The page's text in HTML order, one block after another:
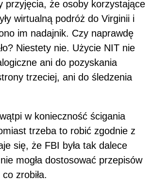
przyjęcia, że osoby korzystające
wirtualną podróż do Virginii i
im nadajnik. Czy naprawdę
Niestety nie. Użycie NIT nie
ani do pozyskania
trzeciej, ani do śledzenia
w konieczność ścigania
trzeba to robić zgodnie z
się, że FBI była tak dalece
mogła dostosować przepisów
zrobiła.